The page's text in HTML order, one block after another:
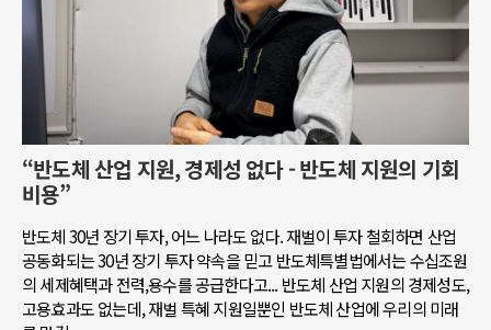
“반도체 산업 지원, 경제성 없다 - 반도체 지원의 기회
비용”
반도체 30년 장기 투자, 어느 나라도 없다. 재벌이 투자 철회하면 산업
공동화되는 30년 장기 투자 약속을 믿고 반도체특별법에서는 수십조원
의 세제혜택과 전력,용수를 공급한다고... 반도체 산업 지원의 경제성도,
고용효과도 없는데, 재벌 특혜 지원일뿐인 반도체 산업에 우리의 미래